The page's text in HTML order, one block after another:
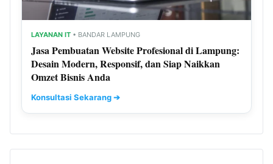
LAYANAN IT • BANDAR LAMPUNG
Jasa Pembuatan Website Profesional di Lampung:
Desain Modern, Responsif, dan Siap Naikkan
Omzet Bisnis Anda
Konsultasi Sekarang ➔